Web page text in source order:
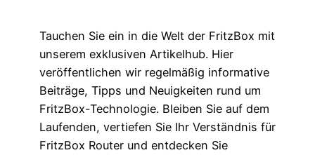
Tauchen Sie ein in die Welt der FritzBox mit
unserem exklusiven Artikelhub. Hier
veröffentlichen wir regelmäßig informative
Beiträge, Tipps und Neuigkeiten rund um
FritzBox-Technologie. Bleiben Sie auf dem
Laufenden, vertiefen Sie Ihr Verständnis für
FritzBox Router und entdecken Sie